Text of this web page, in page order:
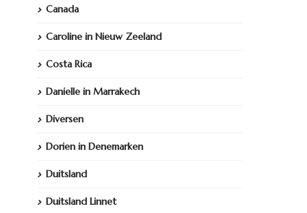
Canada
Caroline in Nieuw Zeeland
Costa Rica
Danielle in Marrakech
Diversen
Dorien in Denemarken
Duitsland
Duitsland Linnet